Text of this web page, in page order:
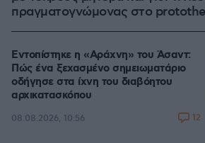
πραγματογνώμονας στο
Εντοπίστηκε η «Αράχνη» του Άσαντ:
Πώς ένα ξεχασμένο σημειωματάριο
οδήγησε στα ίχνη του διαβόητου
αρχικατασκόπου
08.08.2026, 10:56 12